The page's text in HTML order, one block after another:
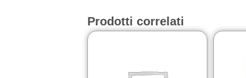
Prodotti correlati